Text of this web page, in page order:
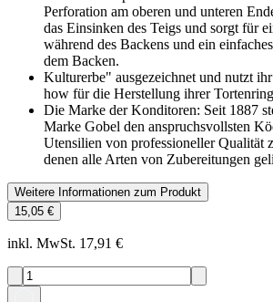
Perforation am oberen und unteren
das Einsinken des Teigs und sorgt für
während des Backens und ein
dem Backen.
Kulturerbe" ausgezeichnet und nutzt
how für die Herstellung ihrer
Die Marke der Konditoren: Seit 1887
Marke Gobel den anspruchsvollsten
Utensilien von professioneller Qualität
denen alle Arten von Zubereitungen
Weitere Informationen zum Produkt
15,05 €
inkl. MwSt. 17,91 €